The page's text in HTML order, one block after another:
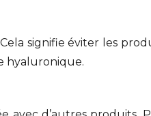
signifie éviter les
hyaluronique.